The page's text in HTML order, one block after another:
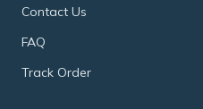
Contact Us
FAQ
Track Order